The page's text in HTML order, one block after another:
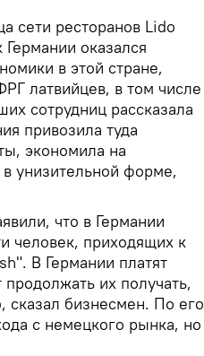
сети ресторанов Lido
оказался
в этой стране,
латвийцев, в том числе
сотрудниц рассказала
привозила туда
экономила на
унизительной форме,
что в Германии
человек, приходящих к
В Германии платят
их получать,
сказал бизнесмен. По его
с немецкого рынка, но